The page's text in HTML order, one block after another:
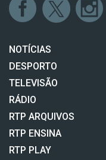
NOTÍCIAS
DESPORTO
TELEVISÃO
RÁDIO
RTP ARQUIVOS
RTP ENSINA
RTP PLAY